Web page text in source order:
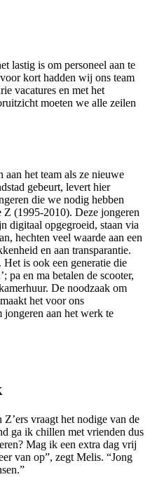
lastig is om personeel aan te
kort hadden wij ons team
vacatures en met het
moeten we alle zeilen
het team als ze nieuwe
gebeurt, levert hier
die we nodig hebben
Z (1995-2010). Deze jongeren
digitaal opgegroeid, staan via
hechten veel waarde aan een
en aan transparantie.
is ook een generatie die
pa en ma betalen de scooter,
De noodzaak om
het voor ons
aan het werk te
vraagt het nodige van de
ga ik chillen met vrienden dus
Mag ik een extra dag vrij
van op”, zegt Melis. “Jong